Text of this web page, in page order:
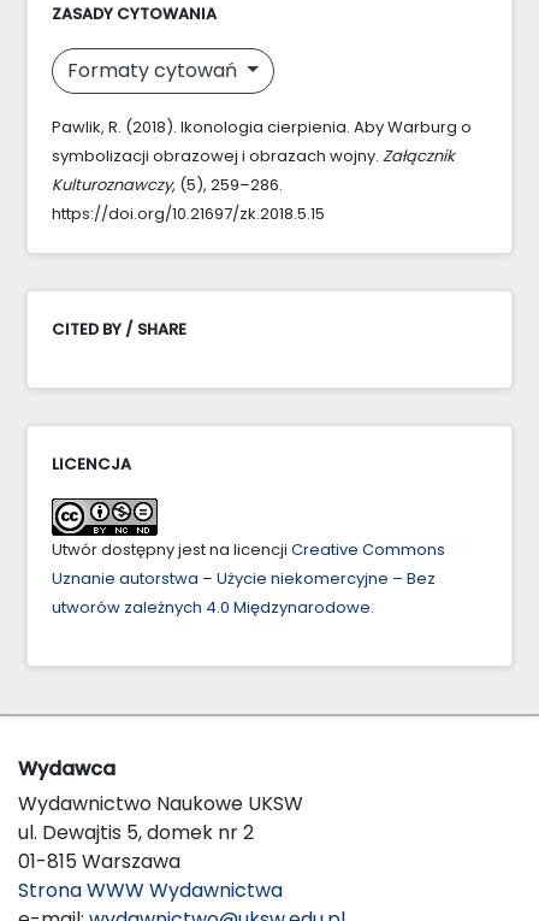
ZASADY CYTOWANIA
Formaty cytowań
Pawlik, R. (2018). Ikonologia cierpienia. Aby Warburg o
symbolizacji obrazowej i obrazach wojny. Załącznik
Kulturoznawczy, (5), 259–286.
https://doi.org/10.21697/zk.2018.5.15
CITED BY / SHARE
LICENCJA
Utwór dostępny jest na licencji Creative Commons
Uznanie autorstwa – Użycie niekomercyjne – Bez
utworów zależnych 4.0 Międzynarodowe.
Wydawca
Wydawnictwo Naukowe UKSW
ul. Dewajtis 5, domek nr 2
01-815 Warszawa
Strona WWW Wydawnictwa